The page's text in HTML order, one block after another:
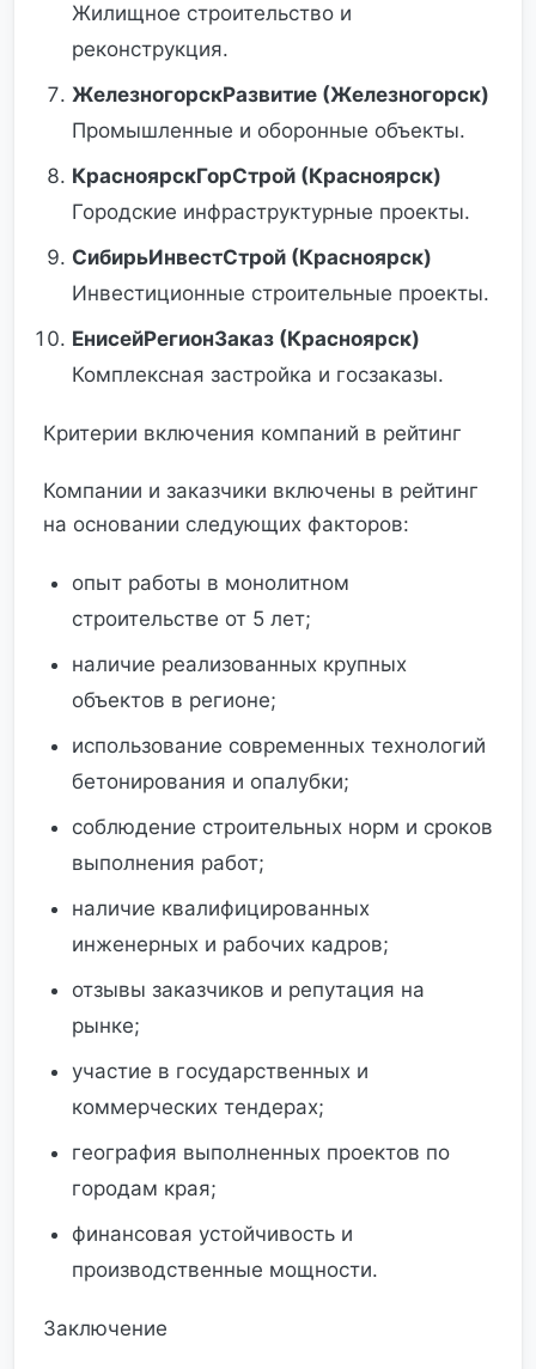
Жилищное строительство и
реконструкция.
ЖелезногорскРазвитие (Железногорск)
Промышленные и оборонные объекты.
КрасноярскГорСтрой (Красноярск)
Городские инфраструктурные проекты.
СибирьИнвестСтрой (Красноярск)
Инвестиционные строительные проекты.
ЕнисейРегионЗаказ (Красноярск)
Комплексная застройка и госзаказы.
Критерии включения компаний в рейтинг
Компании и заказчики включены в рейтинг
на основании следующих факторов:
опыт работы в монолитном
строительстве от 5 лет;
наличие реализованных крупных
объектов в регионе;
использование современных технологий
бетонирования и опалубки;
соблюдение строительных норм и сроков
выполнения работ;
наличие квалифицированных
инженерных и рабочих кадров;
отзывы заказчиков и репутация на
рынке;
участие в государственных и
коммерческих тендерах;
география выполненных проектов по
городам края;
финансовая устойчивость и
производственные мощности.
Заключение